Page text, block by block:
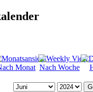
Monat Nach Woche